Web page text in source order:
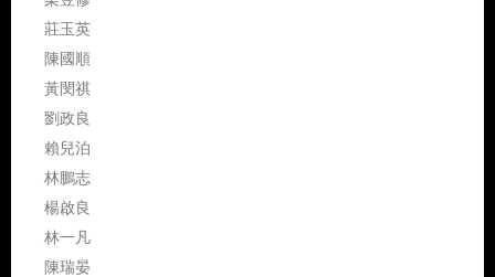
莊玉英
陳國順
黃閔祺
劉政良
賴兒泊
林鵬志
楊啟良
林一凡
陳瑞晏